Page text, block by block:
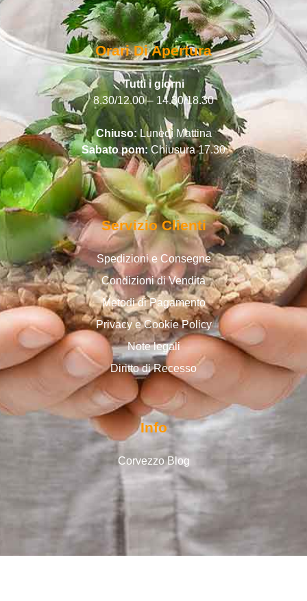
Orari Di Apertura
Tutti i giorni
8.30/12.00 – 14.30/18.30
Chiuso:Lunedì Mattina
Sabato pom:Chiusura 17.30
Servizio Clienti
Spedizioni e Consegne
Condizioni di Vendita
Metodi di Pagamento
Privacy e Cookie Policy
Note legali
Diritto di Recesso
Info
Corvezzo Blog